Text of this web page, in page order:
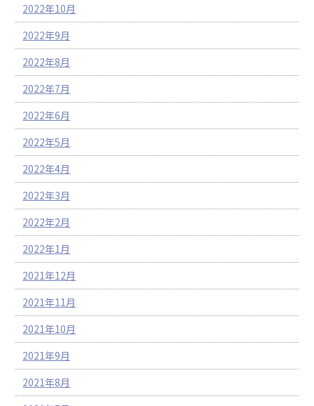
2022年10月
2022年9月
2022年8月
2022年7月
2022年6月
2022年5月
2022年4月
2022年3月
2022年2月
2022年1月
2021年12月
2021年11月
2021年10月
2021年9月
2021年8月